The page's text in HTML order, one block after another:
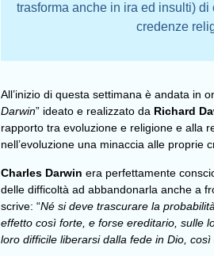
trasforma anche in ira ed insulti)
credenze
All’inizio di questa settimana è andata in
Darwin” ideato e realizzato da Richard
rapporto tra evoluzione e religione e alla
nell’evoluzione una minaccia alle proprie
Charles Darwin era perfettamente
delle difficoltà ad abbandonarla anche a
scrive: “Né si deve trascurare la
effetto così forte, e forse ereditario, sulle
loro difficile liberarsi dalla fede in Dio,